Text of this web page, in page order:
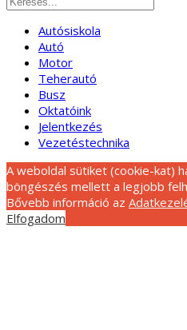
Autósiskola
Autó
Motor
Teherautó
Busz
Oktatóink
Jelentkezés
Vezetéstechnika
A weboldal sütiket (cookie-kat)
böngészés mellett a legjobb
Bővebb információ az
Elfogadom